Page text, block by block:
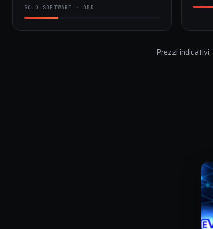
SOLO SOFTWARE · OBD
Prezzi indicativi: